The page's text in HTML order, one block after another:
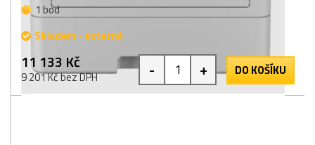
1 bod
Skladem - externě
11 133 Kč
9 201 Kč bez DPH - + DO KOŠÍKU